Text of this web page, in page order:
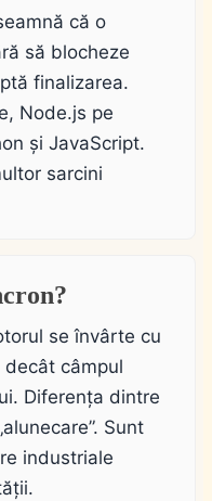
că o
să blocheze
finalizarea.
Node.js pe
și JavaScript.
sarcini
se învârte cu
câmpul
Diferența dintre
Sunt
industriale